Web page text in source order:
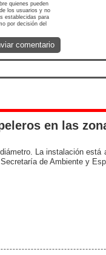
quienes pueden
los usuarios y no
establecidas para
por decisión del
comentario
en las
La instalación está
de Ambiente y